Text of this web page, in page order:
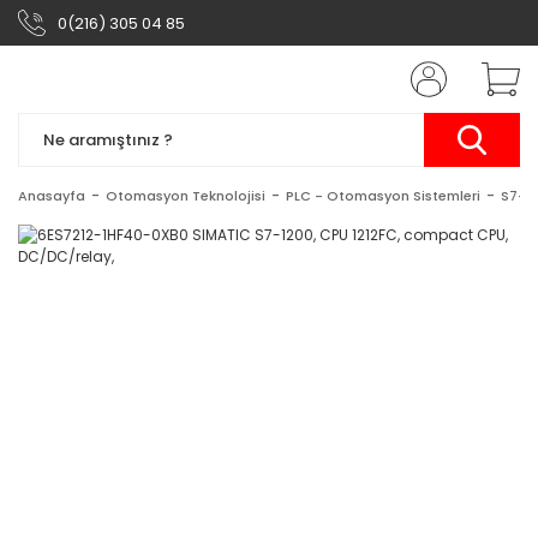
0(216) 305 04 85
Anasayfa Otomasyon Teknolojisi PLC - Otomasyon Sistemleri S7-